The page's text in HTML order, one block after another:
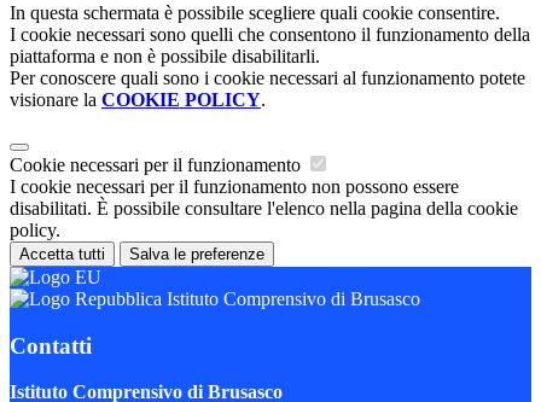
In questa schermata è possibile scegliere quali cookie consentire.
I cookie necessari sono quelli che consentono il funzionamento della
piattaforma e non è possibile disabilitarli.
Per conoscere quali sono i cookie necessari al funzionamento potete
visionare la COOKIE POLICY.
Cookie necessari per il funzionamento
I cookie necessari per il funzionamento non possono essere
disabilitati. È possibile consultare l'elenco nella pagina della cookie
policy.
Accetta tutti Salva le preferenze
Istituto Comprensivo di Brusasco
Contatti
Istituto Comprensivo di Brusasco